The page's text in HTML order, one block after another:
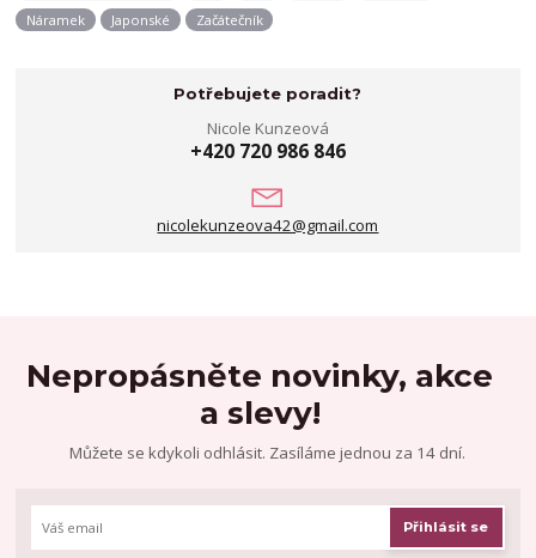
Náramek
Japonské Začátečník
Potřebujete poradit?
Nicole Kunzeová
+420 720 986 846
nicolekunzeova42@gmail.com
Nepropásněte novinky, akce
a slevy!
Můžete se kdykoli odhlásit. Zasíláme jednou za 14 dní.
Přihlásit se